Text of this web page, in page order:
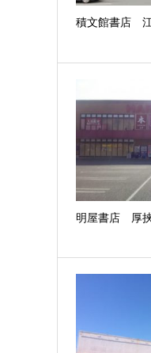
積文館書店
明屋書店 厚